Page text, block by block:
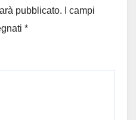
pubblicato.
I campi
*